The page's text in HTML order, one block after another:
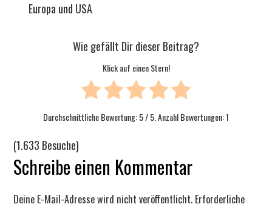
Europa und USA
Wie gefällt Dir dieser Beitrag?
Klick auf einen Stern!
Durchschnittliche Bewertung:5/ 5. Anzahl Bewertungen:1
(1.633 Besuche)
Schreibe einen Kommentar
Deine E-Mail-Adresse wird nicht veröffentlicht. Erforderliche